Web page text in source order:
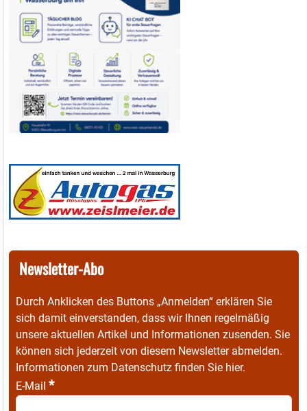
Newsletter-Abo
Durch Anklicken des Buttons „Anmelden“ erklären Sie
sich damit einverstanden, dass wir Ihnen regelmäßig
unsere aktuellen Artikel und Informationen zusenden. Sie
können sich jederzeit von diesem Newsletter abmelden.
Informationen zum Datenschutz finden Sie hier.
E-Mail *